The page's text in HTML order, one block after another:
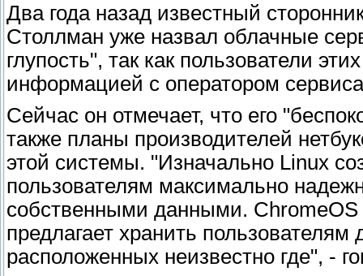
Два года назад известный
Столлман уже назвал облачные
глупость", так как пользователи
информацией с оператором
Сейчас он отмечает, что его
также планы производителей
этой системы. "Изначально Linux
пользователям максимально
собственными данными. ChromeOS
предлагает хранить
расположенных неизвестно где", -